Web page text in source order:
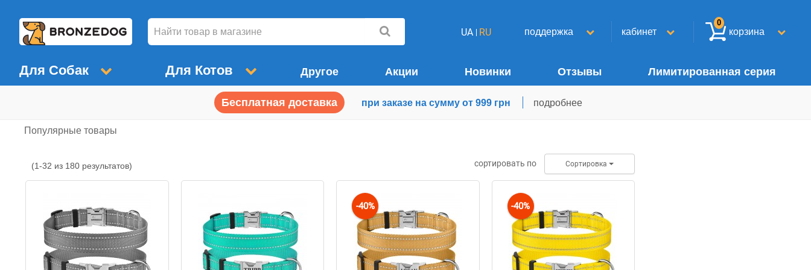
UA RU поддержка кабинет корзина
0
Для Собак Для Котов Другое Акции Новинки Отзывы Лимитированная серия
Бесплатная доставка при заказе на сумму от 999 грн подробнее
Популярные товары
Популярные
(1-32 из 180 результатов) сортировать по Сортировка
-40% -40%